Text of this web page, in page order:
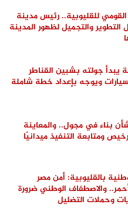
القومي للقليوبية.. رئيس مدينة
التطوير والتجميل لظهور المدينة
يبدأ جولته بشبين القناطر
ويوجه بإعداد خطة شاملة
بناء في مجول.. والمعاينة
ومتابعة التنفيذ ميدانيًا
بالقليوبية: أمن مصر
والاصطفاف الوطني ضرورة
وحملات التضليل